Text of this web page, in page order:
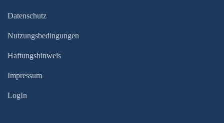
Datenschutz
Nutzungsbedingungen
Haftungshinweis
Impressum
LogIn